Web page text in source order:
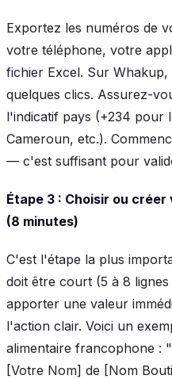
Exportez les numéros de
votre téléphone, votre
fichier Excel. Sur
quelques clics. Assurez-
l'indicatif pays (+234 pour
Cameroun, etc.).
— c'est suffisant pour
Étape 3 : Choisir ou
(8 minutes)
C'est l'étape la plus
doit être court (5 à 8
apporter une valeur
l'action clair. Voici un
alimentaire francophone :
[Votre Nom] de [Nom